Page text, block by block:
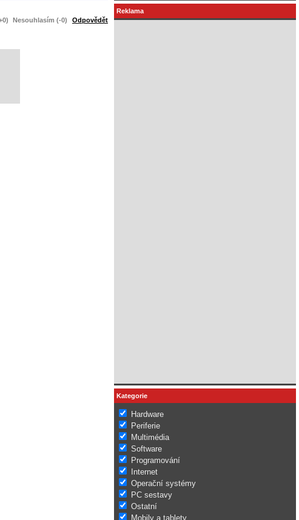
Nesouhlasím (-0) Odpovědět
Reklama
Kategorie
Hardware
Periferie
Multimédia
Software
Programování
Internet
Operační systémy
PC sestavy
Ostatní
Mobily a tablety